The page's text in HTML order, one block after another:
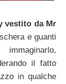
vestito da Mr
e guanti
il fatto
in qualche